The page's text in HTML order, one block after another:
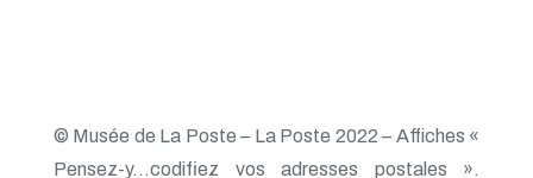
© Musée de La Poste – La Poste 2022 – Affiches «
Pensez-y…codifiez vos adresses postales ».